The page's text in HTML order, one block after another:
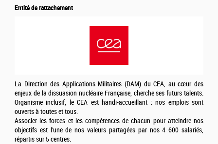
Entité de rattachement
La Direction des Applications Militaires (DAM) du CEA, au cœur des
enjeux de la dissuasion nucléaire Française, cherche ses futurs talents.
Organisme inclusif, le CEA est handi-accueillant : nos emplois sont
ouverts à toutes et tous.
Associer les forces et les compétences de chacun pour atteindre nos
objectifs est l'une de nos valeurs partagées par nos 4 600 salariés,
répartis sur 5 centres.